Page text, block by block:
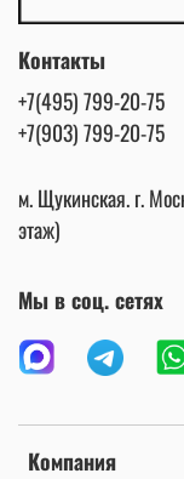
Компания
Контакты
+7(495) 799-20-75
+7(903) 799-20-75
м. Щукинская. г.
этаж)
Мы в соц. сетях